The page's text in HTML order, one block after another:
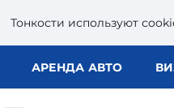
Тонкости используют
АРЕНДА АВТО